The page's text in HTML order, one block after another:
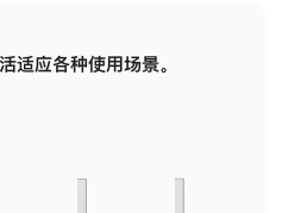
适应各种使用场景。